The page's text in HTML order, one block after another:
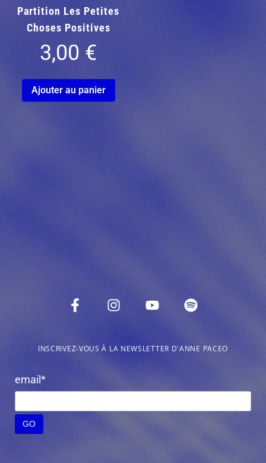
Partition Les Petites
Choses Positives
3,00 €
Ajouter au panier
INSCRIVEZ-VOUS À LA NEWSLETTER D'ANNE PACEO
email*